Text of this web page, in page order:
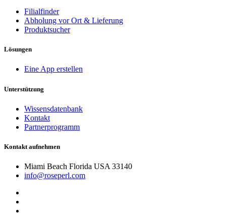
Filialfinder
Abholung vor Ort & Lieferung
Produktsucher
Lösungen
Eine App erstellen
Unterstützung
Wissensdatenbank
Kontakt
Partnerprogramm
Kontakt aufnehmen
Miami Beach Florida USA 33140
info@roseperl.com